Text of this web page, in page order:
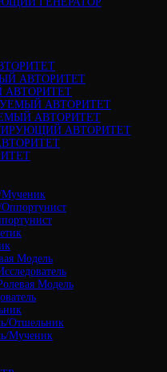
АВТОРИТЕТ
АВТОРИТЕТ
АВТОРИТЕТ
АВТОРИТЕТ
АВТОРИТЕТ
Мученик
Оппортунист
Модель
Модель
Отшельник
Мученик